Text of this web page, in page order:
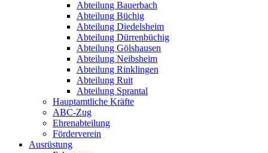
Abteilung Bauerbach
Abteilung Büchig
Abteilung Diedelsheim
Abteilung Dürrenbüchig
Abteilung Gölshausen
Abteilung Neibsheim
Abteilung Rinklingen
Abteilung Ruit
Abteilung Sprantal
Hauptamtliche Kräfte
ABC-Zug
Ehrenabteilung
Förderverein
Ausrüstung